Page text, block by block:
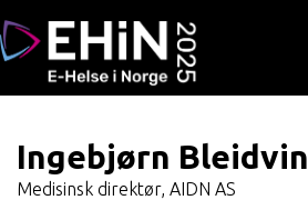
Ingebjørn Bleidvin
Medisinsk direktør, AIDN AS